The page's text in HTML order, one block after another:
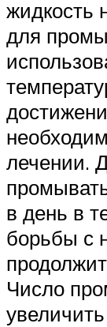
жидкость
для
лечении.
в день в
борьбы с
Число